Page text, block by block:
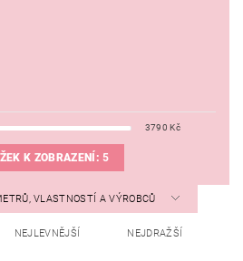
3790 Kč
K ZOBRAZENÍ:5
VLASTNOSTÍ A VÝROBCŮ
NEJLEVNĚJŠÍ NEJDRAŽŠÍ